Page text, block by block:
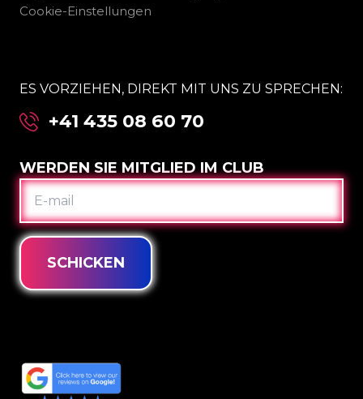
Cookie-Einstellungen
ES VORZIEHEN, DIREKT MIT UNS ZU SPRECHEN:
+41 435 08 60 70
WERDEN SIE MITGLIED IM CLUB
E-
MAIL
SCHICKEN